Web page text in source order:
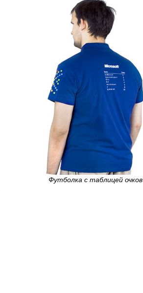
Футболка с таблицей очков